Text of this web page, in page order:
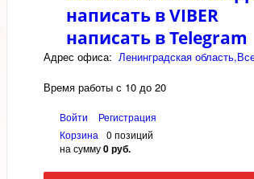
написать в VIBER
написать в Telegram
Адрес офиса: Ленинградская
Время работы с 10 до 20
Войти
Регистрация
Корзина
0 позиций
на сумму0 руб.